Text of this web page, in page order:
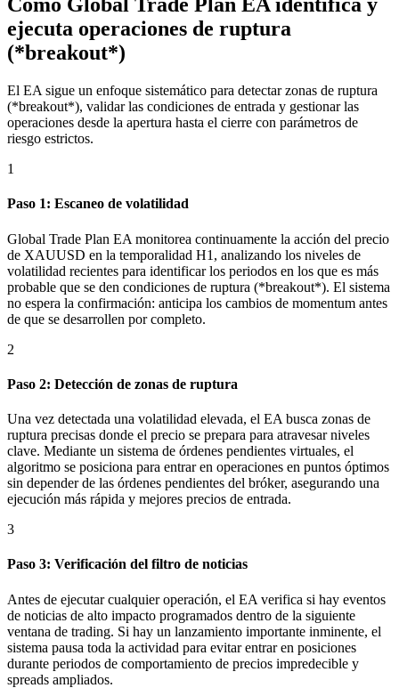
ejecuta operaciones de ruptura
(*breakout*)
El EA sigue un enfoque sistemático para detectar zonas de ruptura
(*breakout*), validar las condiciones de entrada y gestionar las
operaciones desde la apertura hasta el cierre con parámetros de
riesgo estrictos.
1
Paso 1: Escaneo de volatilidad
Global Trade Plan EA monitorea continuamente la acción del precio
de XAUUSD en la temporalidad H1, analizando los niveles de
volatilidad recientes para identificar los periodos en los que es más
probable que se den condiciones de ruptura (*breakout*). El sistema
no espera la confirmación: anticipa los cambios de momentum antes
de que se desarrollen por completo.
2
Paso 2: Detección de zonas de ruptura
Una vez detectada una volatilidad elevada, el EA busca zonas de
ruptura precisas donde el precio se prepara para atravesar niveles
clave. Mediante un sistema de órdenes pendientes virtuales, el
algoritmo se posiciona para entrar en operaciones en puntos óptimos
sin depender de las órdenes pendientes del bróker, asegurando una
ejecución más rápida y mejores precios de entrada.
3
Paso 3: Verificación del filtro de noticias
Antes de ejecutar cualquier operación, el EA verifica si hay eventos
de noticias de alto impacto programados dentro de la siguiente
ventana de trading. Si hay un lanzamiento importante inminente, el
sistema pausa toda la actividad para evitar entrar en posiciones
durante periodos de comportamiento de precios impredecible y
spreads ampliados.